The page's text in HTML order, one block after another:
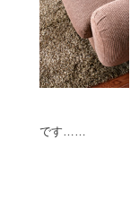
です……